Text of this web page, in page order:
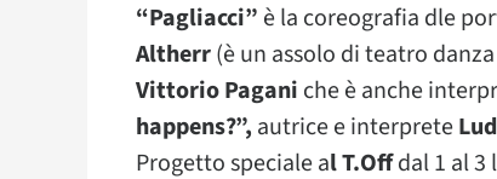
“Pagliacci” è la coreografia dle
Altherr(è un assolo di teatro
Vittorio Pagani che è anche
happens?”, autrice e interprete
Progetto speciale al T.Offdal 1 al 3